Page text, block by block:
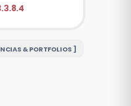
& PORTFOLIOS ]